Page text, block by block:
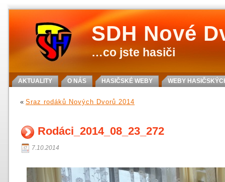
SDH Nové
…co jste hasiči
AKTUALITY O NÁS HASIČSKÉ WEBY WEBY
« Sraz rodáků Nových Dvorů 2014
Rodáci_2014_08_23_272
7.10.2014